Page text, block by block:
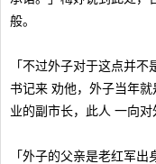
般。
「不过外子对于这点并
书记来 劝他，外子当年
业的副市长，此人 一向对
「外子的父亲是老红军